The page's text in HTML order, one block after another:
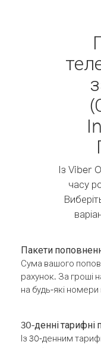
Із Viber
часу
Пакети
Сума вашого
рахунок. За гроші
на будь-які
30-денні тарифні
Із 30-денним